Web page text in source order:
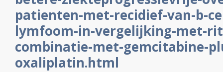
patienten-met-recidief-van-b-
lymfoom-in-vergelijking-met-
combinatie-met-gemcitabine-
oxaliplatin.html